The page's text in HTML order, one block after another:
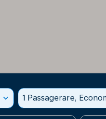
expand_more 1 Passagerare,